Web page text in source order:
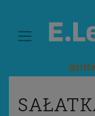
MAIN
JESTEŚ